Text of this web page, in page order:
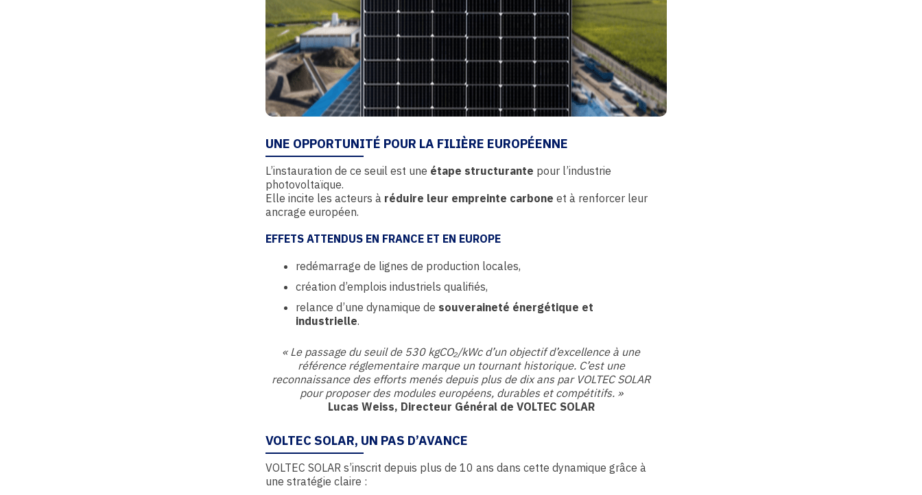
UNE OPPORTUNITÉ POUR LA FILIÈRE EUROPÉENNE
L’instauration de ce seuil est une étape structurante pour l’industrie
photovoltaïque.
Elle incite les acteurs à réduire leur empreinte carbone et à renforcer leur
ancrage européen.
EFFETS ATTENDUS EN FRANCE ET EN EUROPE
redémarrage de lignes de production locales,
création d’emplois industriels qualifiés,
relance d’une dynamique de souveraineté énergétique et
industrielle.
« Le passage du seuil de 530 kgCO₂/kWc d’un objectif d’excellence à une
référence réglementaire marque un tournant historique. C’est une
reconnaissance des efforts menés depuis plus de dix ans par VOLTEC SOLAR
pour proposer des modules européens, durables et compétitifs. »
Lucas Weiss, Directeur Général de VOLTEC SOLAR
VOLTEC SOLAR, UN PAS D’AVANCE
VOLTEC SOLAR s’inscrit depuis plus de 10 ans dans cette dynamique grâce à
une stratégie claire :